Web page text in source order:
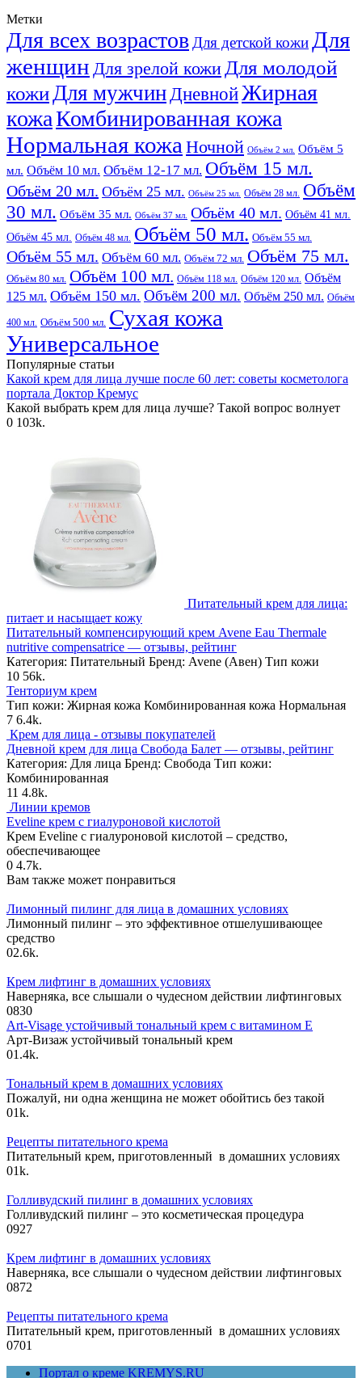
Метки
Для всех возрастов Для детской кожи Для
женщин Для зрелой кожи Для молодой
кожиДля мужчин ДневнойЖирная
кожаКомбинированная кожа
Нормальная кожа Ночной Объём 2 мл.
Объём 5
мл. Объём 10 мл. Объём 12-17 мл. Объём 15 мл.
Объём 20 мл. Объём 25 мл. Объём 25 мл. Объём 28 мл. Объём
30 мл. Объём 35 мл. Объём 37 мл. Объём 40 мл. Объём 41 мл.
Объём 45 мл. Объём 48 мл. Объём 50 мл. Объём 55 мл.
Объём 55 мл. Объём 60 мл. Объём 72 мл. Объём 75 мл.
Объём 80 мл. Объём 100 мл. Объём 118 мл. Объём 120 мл. Объём
125 мл. Объём 150 мл. Объём 200 мл. Объём 250 мл. Объём
400 мл. Объём 500 мл. Сухая кожа
Универсальное
Популярные статьи
Какой крем для лица лучше после 60 лет: советы косметолога
портала Доктор Кремус
Какой выбрать крем для лица лучше? Такой вопрос волнует
0 103k.
Питательный крем для лица:
питает и насыщает кожу
Питательный компенсирующий крем Avene Eau Thermale
nutritive compensatrice — отзывы, рейтинг
Категория: Питательный Бренд: Avene (Авен) Тип кожи
10 56k.
Тенториум крем
Тип кожи: Жирная кожа Комбинированная кожа Нормальная
7 6.4k.
Крем для лица - отзывы покупателей
Дневной крем для лица Свобода Балет — отзывы, рейтинг
Категория: Для лица Бренд: Свобода Тип кожи:
Комбинированная
11 4.8k.
Линии кремов
Eveline крем с гиалуроновой кислотой
Крем Eveline с гиалуроновой кислотой – средство,
обеспечивающее
0 4.7k.
Вам также может понравиться
Лимонный пилинг для лица в домашних условиях
Лимонный пилинг – это эффективное отшелушивающее
средство
02.6k.
Крем лифтинг в домашних условиях
Наверняка, все слышали о чудесном действии лифтинговых
0830
Art-Visage устойчивый тональный крем с витамином Е
Арт-Визаж устойчивый тональный крем
01.4k.
Тональный крем в домашних условиях
Пожалуй, ни одна женщина не может обойтись без такой
01k.
Рецепты питательного крема
Питательный крем, приготовленный в домашних условиях
01k.
Голливудский пилинг в домашних условиях
Голливудский пилинг – это косметическая процедура
0927
Крем лифтинг в домашних условиях
Наверняка, все слышали о чудесном действии лифтинговых
0872
Рецепты питательного крема
Питательный крем, приготовленный в домашних условиях
0701
Портал о креме KREMYS.RU